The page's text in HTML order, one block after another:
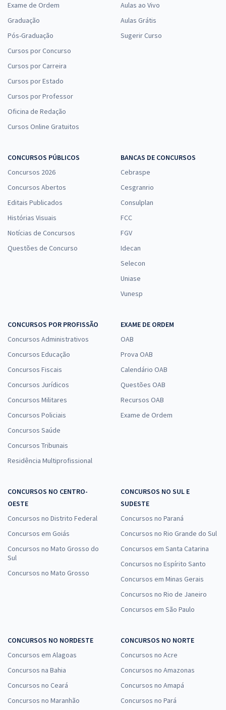
Exame de Ordem
Graduação
Pós-Graduação
Cursos por Concurso
Cursos por Carreira
Cursos por Estado
Cursos por Professor
Oficina de Redação
Cursos Online Gratuitos
Aulas ao Vivo
Aulas Grátis
Sugerir Curso
CONCURSOS PÚBLICOS
Concursos 2026
Concursos Abertos
Editais Publicados
Histórias Visuais
Notícias de Concursos
Questões de Concurso
BANCAS DE CONCURSOS
Cebraspe
Cesgranrio
Consulplan
FCC
FGV
Idecan
Selecon
Uniase
Vunesp
CONCURSOS POR PROFISSÃO
Concursos Administrativos
Concursos Educação
Concursos Fiscais
Concursos Jurídicos
Concursos Militares
Concursos Policiais
Concursos Saúde
Concursos Tribunais
Residência Multiprofissional
EXAME DE ORDEM
OAB
Prova OAB
Calendário OAB
Questões OAB
Recursos OAB
Exame de Ordem
CONCURSOS NO CENTRO-
OESTE
Concursos no Distrito Federal
Concursos em Goiás
Concursos no Mato Grosso do
Sul
Concursos no Mato Grosso
CONCURSOS NO SUL E
SUDESTE
Concursos no Paraná
Concursos no Rio Grande do Sul
Concursos em Santa Catarina
Concursos no Espírito Santo
Concursos em Minas Gerais
Concursos no Rio de Janeiro
Concursos em São Paulo
CONCURSOS NO NORDESTE
Concursos em Alagoas
Concursos na Bahia
Concursos no Ceará
Concursos no Maranhão
CONCURSOS NO NORTE
Concursos no Acre
Concursos no Amazonas
Concursos no Amapá
Concursos no Pará